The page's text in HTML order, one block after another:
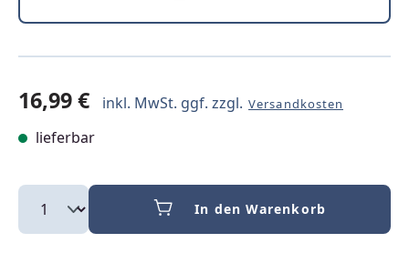
16,99 € inkl. MwSt. ggf. zzgl. Versandkosten
lieferbar
In den Warenkorb